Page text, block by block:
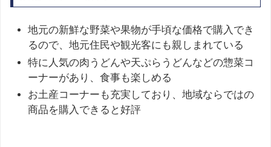
地元の新鮮な野菜や果物が手頃な価格で購入でき
るので、地元住民や観光客にも親しまれている
特に人気の肉うどんや天ぷらうどんなどの惣菜コ
ーナーがあり、食事も楽しめる
お土産コーナーも充実しており、地域ならではの
商品を購入できると好評